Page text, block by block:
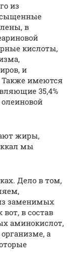
из
в
кислоты,
и
Также имеются
35,4%
жиры,
ккал мы
Дело в том,
заменимых
в состав
аминокислот,
а